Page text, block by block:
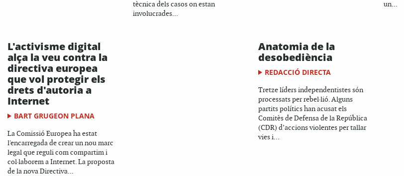
tècnica dels casos on estan
involucrades...
un...
L'activisme digital
alça la veu contra la
directiva europea
que vol protegir els
drets d'autoria a
Internet
BART GRUGEON PLANA
La Comissió Europea ha estat
l'encarregada de crear un nou marc
legal que reguli com compartim i
col·laborem a Internet. La proposta
de la nova Directiva...
Anatomia de la
desobediència
REDACCIÓ DIRECTA
Tretze líders independentistes són
processats per rebel·lió. Alguns
partits polítics han acusat els
Comitès de Defensa de la República
(CDR) d’accions violentes per tallar
vies i...